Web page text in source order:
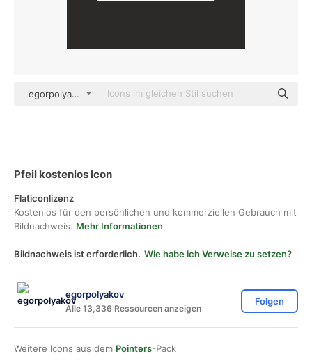
egorpolyakov Others
Pfeil kostenlos Icon
Flaticonlizenz
Kostenlos für den persönlichen und kommerziellen Gebrauch mit
Bildnachweis. Mehr Informationen
Bildnachweis ist erforderlich. Wie habe ich Verweise zu setzen?
egorpolyakov
Alle 13,336 Ressourcen anzeigen
Folgen
Weitere Icons aus dem Pointers-Pack